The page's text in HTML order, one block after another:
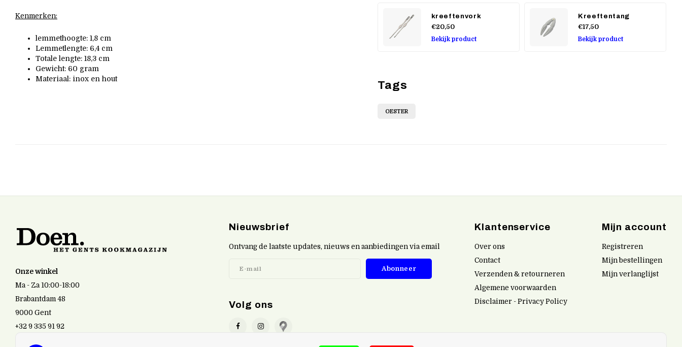
Kenmerken:
lemmethoogte: 1,8 cm
Lemmetlengte: 6,4 cm
Totale lengte: 18,3 cm
Gewicht: 60 gram
Materiaal: inox en hout
kreeftenvork
€20,50
Bekijk product
Kreeftentang
€17,50
Bekijk product
Tags
OESTER
Onze winkel
Ma - Za 10:00-18:00
Brabantdam 48
9000 Gent
+32 9 335 91 92
Nieuwsbrief
Ontvang de laatste updates, nieuws en aanbiedingen via email
Abonneer
Volg ons
Klantenservice
Over ons
Contact
Verzenden & retourneren
Algemene voorwaarden
Disclaimer - Privacy Policy
Mijn account
Registreren
Mijn bestellingen
Mijn verlanglijst